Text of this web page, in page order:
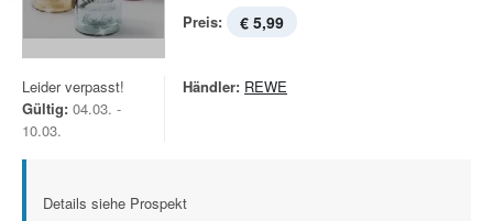
Preis: € 5,99
Leider verpasst!
Gültig: 04.03. -
10.03.
Händler: REWE
Details siehe Prospekt